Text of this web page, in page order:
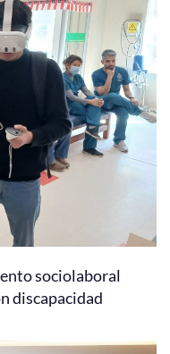
sociolaboral
discapacidad